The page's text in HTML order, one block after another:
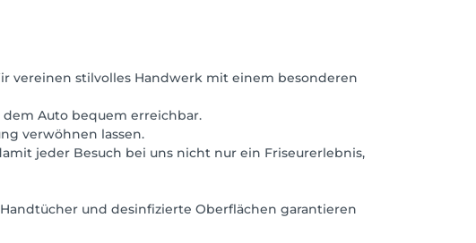
vereinen stilvolles Handwerk mit einem besonderen
Auto bequem erreichbar.
verwöhnen lassen.
jeder Besuch bei uns nicht nur ein Friseurerlebnis,
und desinfizierte Oberflächen garantieren